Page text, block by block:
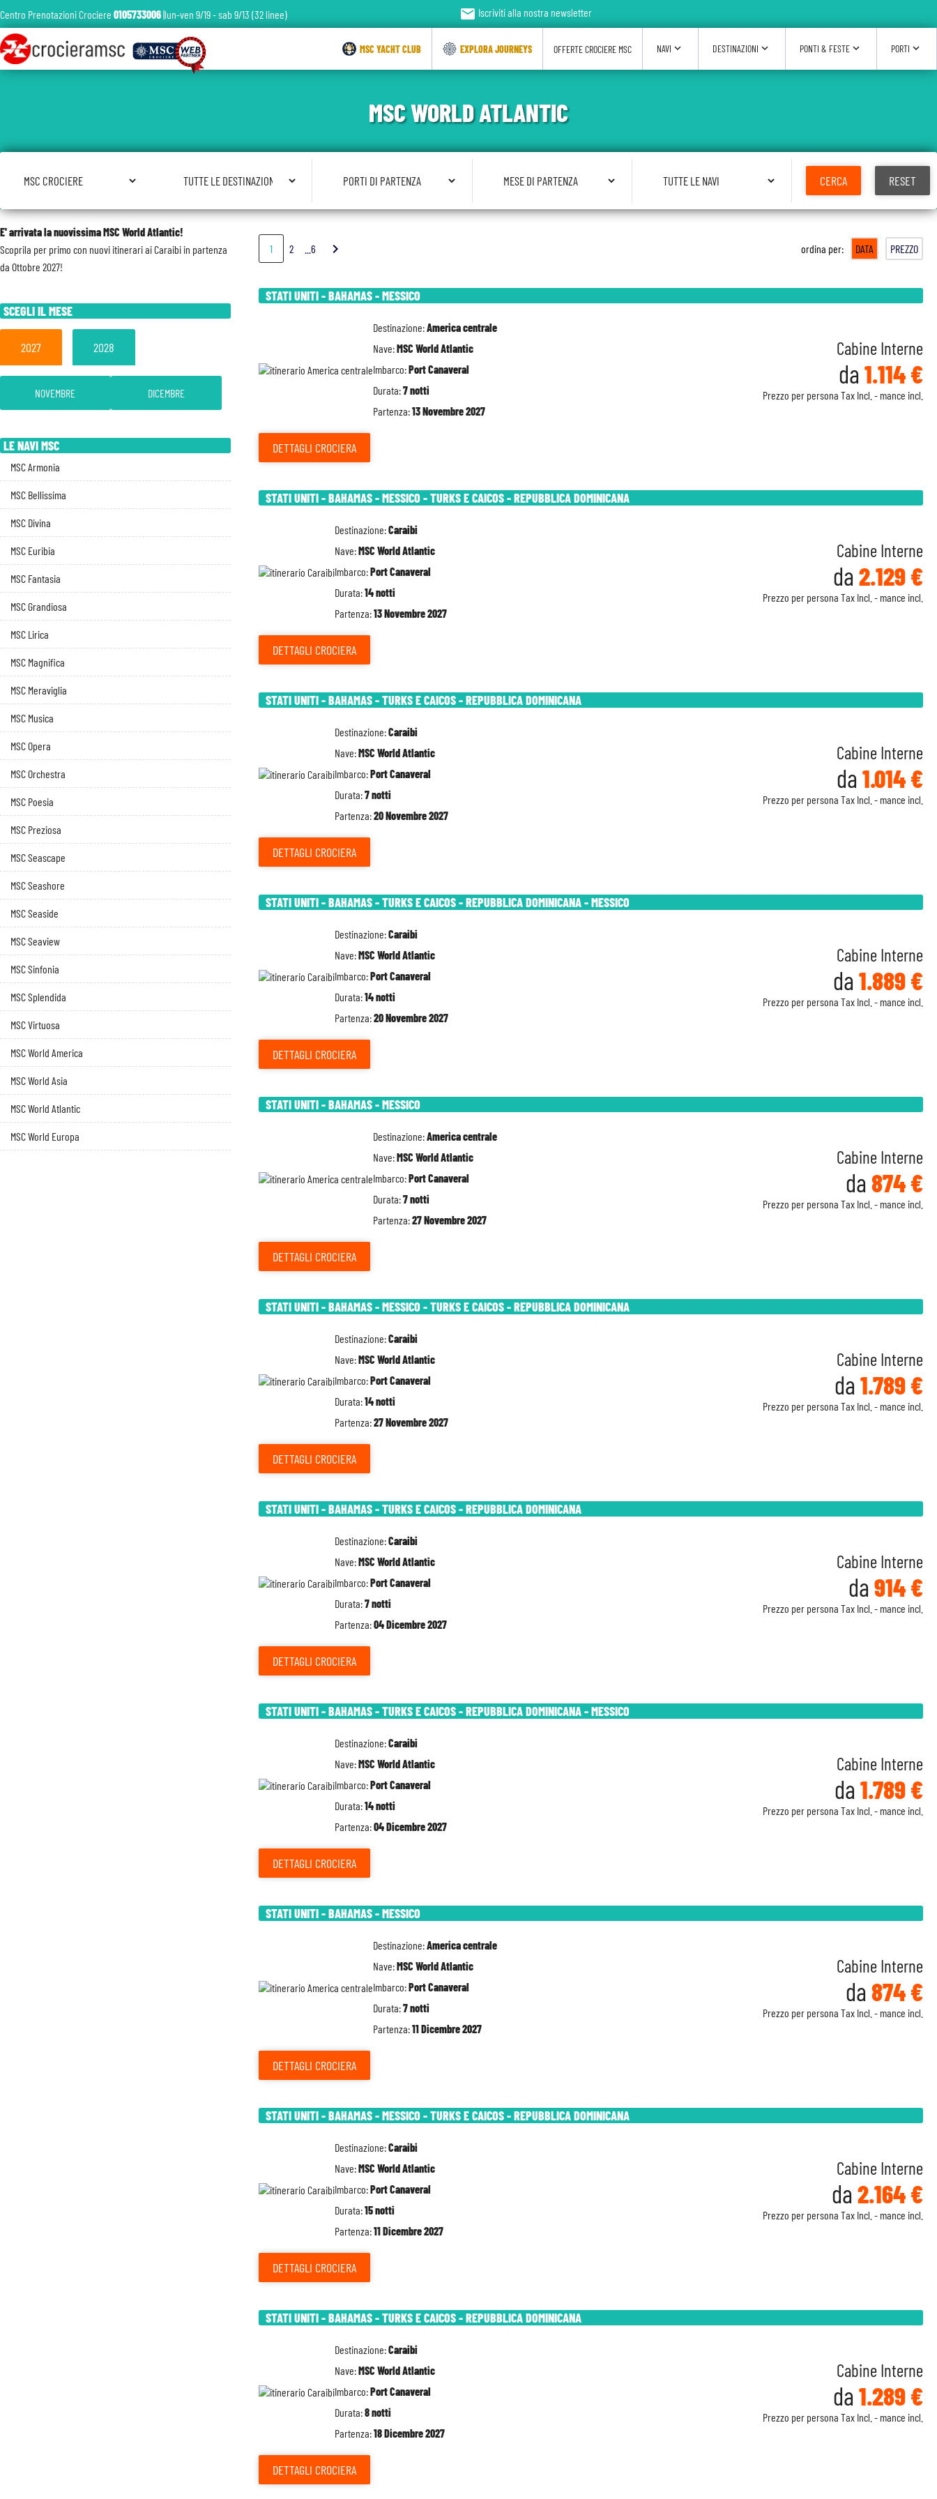
E' arrivata la nuovissima MSC World Atlantic!
Scoprila per primo con nuovi itinerari ai Caraibi in partenza
da Ottobre 2027!
1 2 ...6 chevron_right ordina per: DATA PREZZO
STATI UNITI - BAHAMAS - MESSICO
Destinazione:America centrale
Nave:MSC World Atlantic
Imbarco:Port Canaveral
Durata:7 notti
Partenza:13 Novembre 2027
Cabine Interne
da 1.114 €
Prezzo per persona Tax Incl. - mance incl.
DETTAGLI CROCIERA
STATI UNITI - BAHAMAS - MESSICO - TURKS E CAICOS - REPUBBLICA DOMINICANA
Destinazione:Caraibi
Nave:MSC World Atlantic
Imbarco:Port Canaveral
Durata:14 notti
Partenza:13 Novembre 2027
Cabine Interne
da 2.129 €
Prezzo per persona Tax Incl. - mance incl.
DETTAGLI CROCIERA
STATI UNITI - BAHAMAS - TURKS E CAICOS - REPUBBLICA DOMINICANA
Destinazione:Caraibi
Nave:MSC World Atlantic
Imbarco:Port Canaveral
Durata:7 notti
Partenza:20 Novembre 2027
Cabine Interne
da 1.014 €
Prezzo per persona Tax Incl. - mance incl.
DETTAGLI CROCIERA
STATI UNITI - BAHAMAS - TURKS E CAICOS - REPUBBLICA DOMINICANA - MESSICO
Destinazione:Caraibi
Nave:MSC World Atlantic
Imbarco:Port Canaveral
Durata:14 notti
Partenza:20 Novembre 2027
Cabine Interne
da 1.889 €
Prezzo per persona Tax Incl. - mance incl.
DETTAGLI CROCIERA
STATI UNITI - BAHAMAS - MESSICO
Destinazione:America centrale
Nave:MSC World Atlantic
Imbarco:Port Canaveral
Durata:7 notti
Partenza:27 Novembre 2027
Cabine Interne
da 874 €
Prezzo per persona Tax Incl. - mance incl.
DETTAGLI CROCIERA
STATI UNITI - BAHAMAS - MESSICO - TURKS E CAICOS - REPUBBLICA DOMINICANA
Destinazione:Caraibi
Nave:MSC World Atlantic
Imbarco:Port Canaveral
Durata:14 notti
Partenza:27 Novembre 2027
Cabine Interne
da 1.789 €
Prezzo per persona Tax Incl. - mance incl.
DETTAGLI CROCIERA
STATI UNITI - BAHAMAS - TURKS E CAICOS - REPUBBLICA DOMINICANA
Destinazione:Caraibi
Nave:MSC World Atlantic
Imbarco:Port Canaveral
Durata:7 notti
Partenza:04 Dicembre 2027
Cabine Interne
da 914 €
Prezzo per persona Tax Incl. - mance incl.
DETTAGLI CROCIERA
STATI UNITI - BAHAMAS - TURKS E CAICOS - REPUBBLICA DOMINICANA - MESSICO
Destinazione:Caraibi
Nave:MSC World Atlantic
Imbarco:Port Canaveral
Durata:14 notti
Partenza:04 Dicembre 2027
Cabine Interne
da 1.789 €
Prezzo per persona Tax Incl. - mance incl.
DETTAGLI CROCIERA
STATI UNITI - BAHAMAS - MESSICO
Destinazione:America centrale
Nave:MSC World Atlantic
Imbarco:Port Canaveral
Durata:7 notti
Partenza:11 Dicembre 2027
Cabine Interne
da 874 €
Prezzo per persona Tax Incl. - mance incl.
DETTAGLI CROCIERA
STATI UNITI - BAHAMAS - MESSICO - TURKS E CAICOS - REPUBBLICA DOMINICANA
Destinazione:Caraibi
Nave:MSC World Atlantic
Imbarco:Port Canaveral
Durata:15 notti
Partenza:11 Dicembre 2027
Cabine Interne
da 2.164 €
Prezzo per persona Tax Incl. - mance incl.
DETTAGLI CROCIERA
STATI UNITI - BAHAMAS - TURKS E CAICOS - REPUBBLICA DOMINICANA
Destinazione:Caraibi
Nave:MSC World Atlantic
Imbarco:Port Canaveral
Durata:8 notti
Partenza:18 Dicembre 2027
Cabine Interne
da 1.289 €
Prezzo per persona Tax Incl. - mance incl.
DETTAGLI CROCIERA
SCEGLI IL MESE
2027
NOVEMBRE DICEMBRE
2028
LE NAVI MSC
MSC Armonia
MSC Bellissima
MSC Divina
MSC Euribia
MSC Fantasia
MSC Grandiosa
MSC Lirica
MSC Magnifica
MSC Meraviglia
MSC Musica
MSC Opera
MSC Orchestra
MSC Poesia
MSC Preziosa
MSC Seascape
MSC Seashore
MSC Seaside
MSC Seaview
MSC Sinfonia
MSC Splendida
MSC Virtuosa
MSC World America
MSC World Asia
MSC World Atlantic
MSC World Europa
MSC WORLD ATLANTIC
CERCA RESET
Centro Prenotazioni Crociere 0105733006|lun-ven 9/19 - sab 9/13 (32 linee) email Iscriviti alla nostra newsletter
MSC YACHT CLUB EXPLORA JOURNEYS OFFERTE CROCIERE MSC NAVI expand_more DESTINAZIONI expand_more PONTI & FESTE expand_more PORTI expand_more